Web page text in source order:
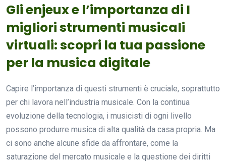
Gli enjeux e l’importanza di I
migliori strumenti musicali
virtuali: scopri la tua passione
per la musica digitale
Capire l’importanza di questi strumenti è cruciale, soprattutto
per chi lavora nell’industria musicale. Con la continua
evoluzione della tecnologia, i musicisti di ogni livello
possono produrre musica di alta qualità da casa propria. Ma
ci sono anche alcune sfide da affrontare, come la
saturazione del mercato musicale e la questione dei diritti